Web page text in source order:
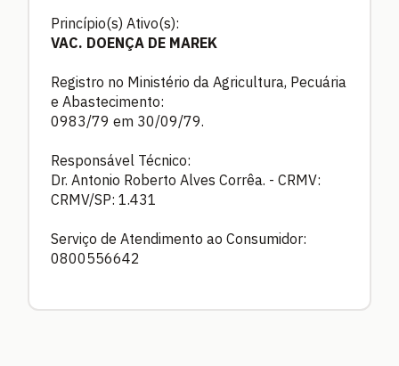
Princípio(s) Ativo(s):
VAC. DOENÇA DE MAREK
Registro no Ministério da Agricultura, Pecuária
e Abastecimento:
0983/79 em 30/09/79.
Responsável Técnico:
Dr. Antonio Roberto Alves Corrêa. - CRMV:
CRMV/SP: 1.431
Serviço de Atendimento ao Consumidor:
0800556642